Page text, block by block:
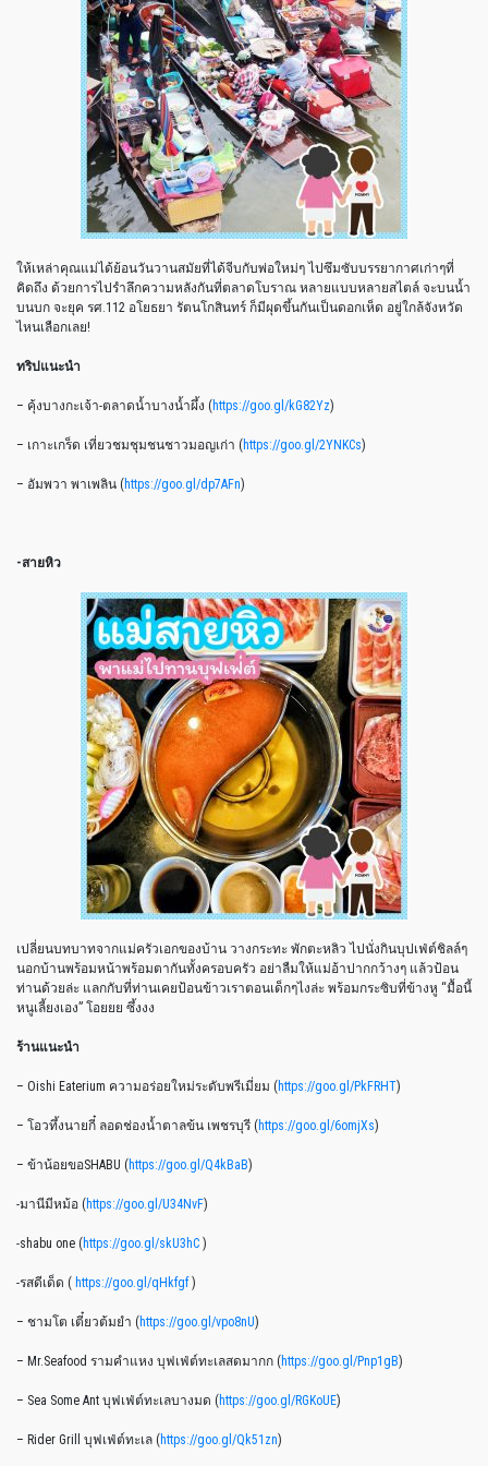
ให้เหล่าคุณแม่ได้ย้อนวันวานสมัยที่ได้จีบกับพ่อใหม่ๆ ไปซึมซับบรรยากาศเก่าๆที่
คิดถึง ด้วยการไปรำลึกความหลังกันที่ตลาดโบราณ หลายแบบหลายสไตล์ จะบนน้ำ
บนบก จะยุค รศ.112 อโยธยา รัตนโกสินทร์ ก็มีผุดขึ้นกันเป็นดอกเห็ด อยู่ใกล้จังหวัด
ไหนเลือกเลย!
ทริปแนะนำ
– คุ้งบางกะเจ้า-ตลาดน้ำบางน้ำผึ้ง (https://goo.gl/kG82Yz)
– เกาะเกร็ด เที่ยวชมชุมชนชาวมอญเก่า (https://goo.gl/2YNKCs)
– อัมพวา พาเพลิน (https://goo.gl/dp7AFn)
-สายหิว
เปลี่ยนบทบาทจากแม่ครัวเอกของบ้าน วางกระทะ พักตะหลิว ไปนั่งกินบุปเฟ่ต์ชิลล์ๆ
นอกบ้านพร้อมหน้าพร้อมตากันทั้งครอบครัว อย่าลืมให้แม่อ้าปากกว้างๆ แล้วป้อน
ท่านด้วยล่ะ แลกกับที่ท่านเคยป้อนข้าวเราตอนเด็กๆไงล่ะ พร้อมกระซิบที่ข้างหู “มื้อนี้
หนูเลี้ยงเอง” โอยยย ซึ้งงง
ร้านแนะนำ
– Oishi Eaterium ความอร่อยใหม่ระดับพรีเมี่ยม (https://goo.gl/PkFRHT)
– โอวทึ้งนายกี๋ ลอดช่องน้ำตาลข้น เพชรบุรี (https://goo.gl/6omjXs)
– ข้าน้อยขอSHABU (https://goo.gl/Q4kBaB)
-มานีมีหม้อ (https://goo.gl/U34NvF)
-shabu one (https://goo.gl/skU3hC )
-รสดีเด็ด ( https://goo.gl/qHkfgf)
– ชามโต เตี๋ยวต้มยำ (https://goo.gl/vpo8nU)
– Mr.Seafood รามคำแหง บุฟเฟ่ต์ทะเลสดมากก (https://goo.gl/Pnp1gB)
– Sea Some Ant บุฟเฟ่ต์ทะเลบางมด (https://goo.gl/RGKoUE)
– Rider Grill บุฟเฟ่ต์ทะเล (https://goo.gl/Qk51zn)